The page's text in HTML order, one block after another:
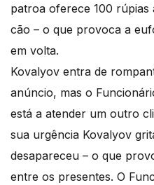
patroa oferece 100
cão – o que provoca a
em volta.
Kovalyov entra de
anúncio, mas o
está a atender um outro
sua urgência Kovalyov
desapareceu – o que
entre os presentes. O